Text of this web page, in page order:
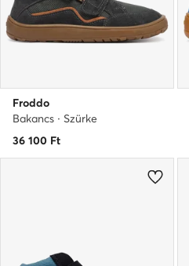
Froddo
Bakancs · Szürke
36 100 Ft